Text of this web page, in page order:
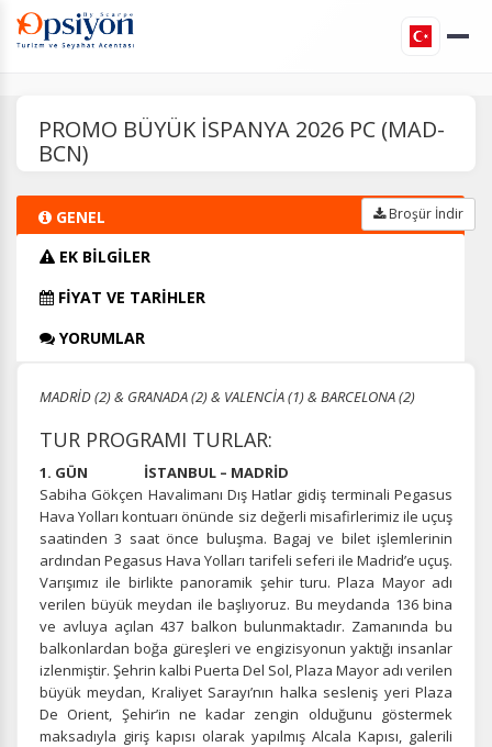
PROMO BÜYÜK İSPANYA 2026 PC (MAD-
BCN)
GENEL
EK BİLGİLER
FİYAT VE TARİHLER
YORUMLAR
Broşür İndir
MADRİD (2) & GRANADA (2) & VALENCİA (1) & BARCELONA (2)
TUR PROGRAMI TURLAR:
1. GÜN İSTANBUL – MADRİD
Sabiha Gökçen Havalimanı Dış Hatlar gidiş terminali Pegasus
Hava Yolları kontuarı önünde siz değerli misafirlerimiz ile uçuş
saatinden 3 saat önce buluşma. Bagaj ve bilet işlemlerinin
ardından Pegasus Hava Yolları tarifeli seferi ile Madrid’e uçuş.
Varışımız ile birlikte panoramik şehir turu. Plaza Mayor adı
verilen büyük meydan ile başlıyoruz. Bu meydanda 136 bina
ve avluya açılan 437 balkon bulunmaktadır. Zamanında bu
balkonlardan boğa güreşleri ve engizisyonun yaktığı insanlar
izlenmiştir. Şehrin kalbi Puerta Del Sol, Plaza Mayor adı verilen
büyük meydan, Kraliyet Sarayı’nın halka sesleniş yeri Plaza
De Orient, Şehir’in ne kadar zengin olduğunu göstermek
maksadıyla giriş kapısı olarak yapılmış Alcala Kapısı, galerili